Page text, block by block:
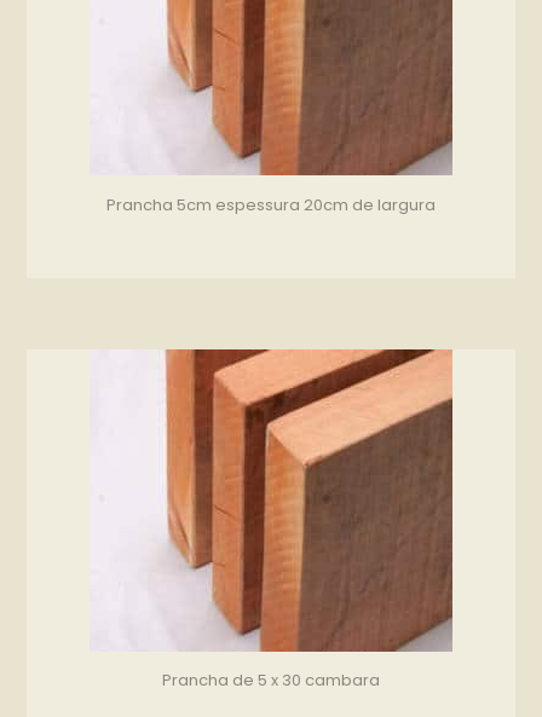
Prancha 5cm espessura 20cm de largura
Prancha de 5 x 30 cambara